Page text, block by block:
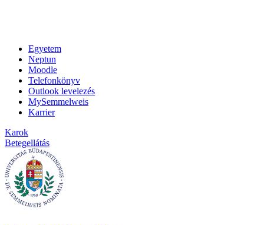
Egyetem
Neptun
Moodle
Telefonkönyv
Outlook levelezés
MySemmelweis
Karrier
Karok
Betegellátás